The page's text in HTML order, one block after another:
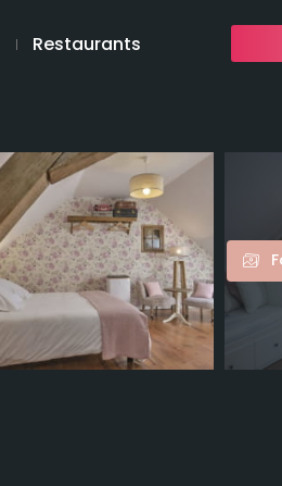
Restaurants